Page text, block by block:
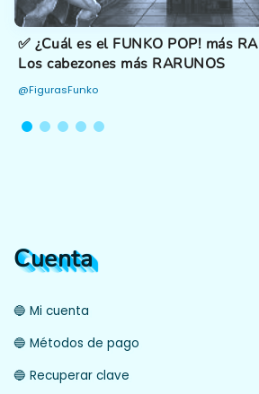
✅ ¿Cuál es el FUNKO POP! más
Los cabezones más RARUNOS
@FigurasFunko
Cuenta
🔵 Mi cuenta
🔵 Métodos de pago
🔵 Recuperar clave